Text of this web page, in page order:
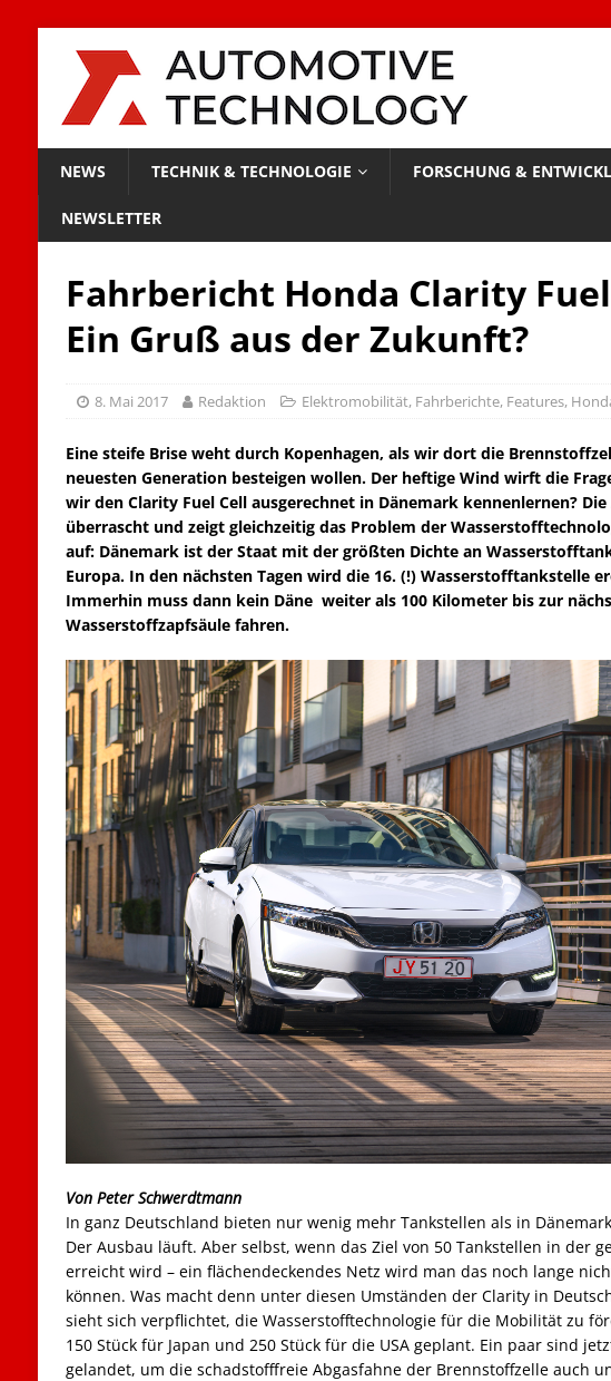
NEWS TECHNIK & TECHNOLOGIE FORSCHUNG &
NEWSLETTER
Fahrbericht Honda Clarity
Ein Gruß aus der Zukunft?
8. Mai 2017 Redaktion Elektromobilität, Fahrberichte, Features,
Eine steife Brise weht durch Kopenhagen, als wir dort die
neuesten Generation besteigen wollen. Der heftige Wind wirft die
wir den Clarity Fuel Cell ausgerechnet in Dänemark kennenlernen?
überrascht und zeigt gleichzeitig das Problem der
auf: Dänemark ist der Staat mit der größten Dichte an
Europa. In den nächsten Tagen wird die 16. (!) Wasserstofftankstelle
Immerhin muss dann kein Däne weiter als 100 Kilometer bis zur
Wasserstoffzapfsäule fahren.
Von Peter Schwerdtmann
In ganz Deutschland bieten nur wenig mehr Tankstellen als in
Der Ausbau läuft. Aber selbst, wenn das Ziel von 50 Tankstellen in der
erreicht wird – ein flächendeckendes Netz wird man das noch lange
können. Was macht denn unter diesen Umständen der Clarity in
sieht sich verpflichtet, die Wasserstofftechnologie für die Mobilität zu
150 Stück für Japan und 250 Stück für die USA geplant. Ein paar sind
gelandet, um die schadstofffreie Abgasfahne der Brennstoffzelle auch